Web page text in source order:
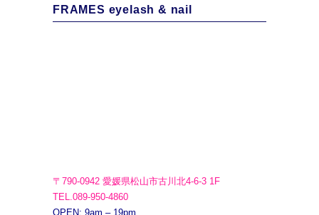
FRAMES eyelash & nail
〒790-0942 愛媛県松山市古川北4-6-3 1F
TEL.089-950-4860
OPEN: 9am – 19pm